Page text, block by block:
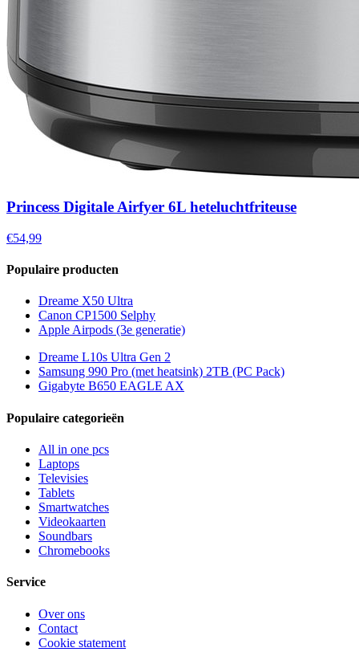
Princess Digitale Airfyer 6L heteluchtfriteuse
€54,99
Populaire producten
Dreame X50 Ultra
Canon CP1500 Selphy
Apple Airpods (3e generatie)
Dreame L10s Ultra Gen 2
Samsung 990 Pro (met heatsink) 2TB (PC Pack)
Gigabyte B650 EAGLE AX
Populaire categorieën
All in one pcs
Laptops
Televisies
Tablets
Smartwatches
Videokaarten
Soundbars
Chromebooks
Service
Over ons
Contact
Cookie statement